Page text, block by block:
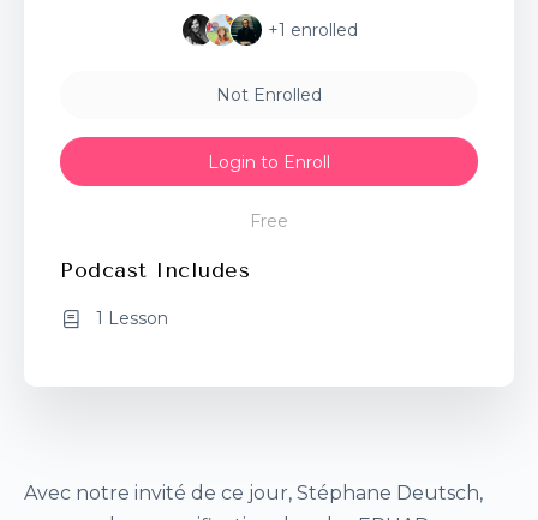
Avec notre invité de ce jour, Stéphane Deutsch,
+1 enrolled
Not Enrolled
Login to Enroll
Free
Podcast Includes
1 Lesson